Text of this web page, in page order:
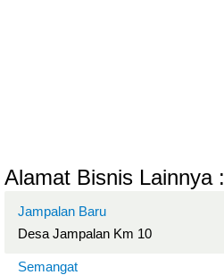
Alamat Bisnis Lainnya :
Jampalan Baru
Desa Jampalan Km 10
Semangat